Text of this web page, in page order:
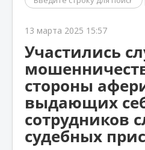
13 марта 2025 15:57
Участились
стороны
выдающих
сотрудников
судебных